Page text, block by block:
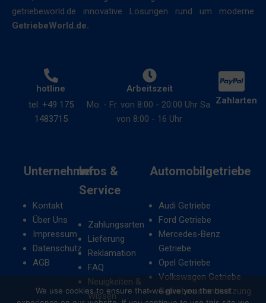
getriebeworld.de innovative Lösungen rund um moderne
GetriebeWorld.de.
hotline
tel: +49 175
1483715
Arbeitszeit
Mo. - Fr. von 8:00 - 20:00 Uhr Sa.
von 8:00 - 16 Uhr
Zahlarten
Unternehmen
Kontakt
Über Uns
Impressum
Datenschutz
AGB
Infos &
Service
Zahlungsarten
Lieferung
Reklamation
FAQ
Neuigkeiten &
Wissen
Automobilgetriebe
Audi Getriebe
Ford Getriebe
Mercedes-Benz
Getriebe
Opel Getriebe
Volkswagen Getriebe
Getriebeinstandsetzung
We use cookies to ensure that we give you the best